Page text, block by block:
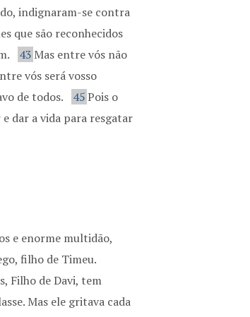
indignaram-se contra
que são reconhecidos
43 Mas entre vós não
vós será vosso
de todos. 45Pois o
dar a vida para resgatar
e enorme multidão,
filho de Timeu.
Filho de Davi, tem
Mas ele gritava cada